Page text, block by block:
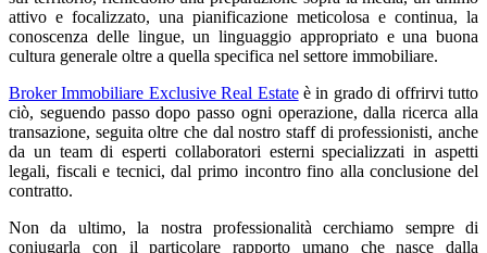
attivo e focalizzato, una pianificazione meticolosa e continua, la
conoscenza delle lingue, un linguaggio appropriato e una buona
cultura generale oltre a quella specifica nel settore immobiliare.
Broker Immobiliare Exclusive Real Estateè in grado di offrirvi tutto
ciò, seguendo passo dopo passo ogni operazione, dalla ricerca alla
transazione, seguita oltre che dal nostro staff di professionisti, anche
da un team di esperti collaboratori esterni specializzati in aspetti
legali, fiscali e tecnici, dal primo incontro fino alla conclusione del
contratto.
Non da ultimo, la nostra professionalità cerchiamo sempre di
coniugarla con il particolare rapporto umano che nasce dalla